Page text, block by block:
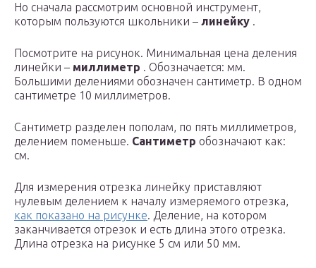
Но сначала рассмотрим основной инструмент,
которым пользуются школьники – линейку .
Посмотрите на рисунок. Минимальная цена деления
линейки – миллиметр . Обозначается: мм.
Большими делениями обозначен сантиметр. В одном
сантиметре 10 миллиметров.
Сантиметр разделен пополам, по пять миллиметров,
делением поменьше. Сантиметр обозначают как:
см.
Для измерения отрезка линейку приставляют
нулевым делением к началу измеряемого отрезка,
как показано на рисунке. Деление, на котором
заканчивается отрезок и есть длина этого отрезка.
Длина отрезка на рисунке 5 см или 50 мм.